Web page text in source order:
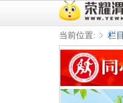
当前位置:
»
栏